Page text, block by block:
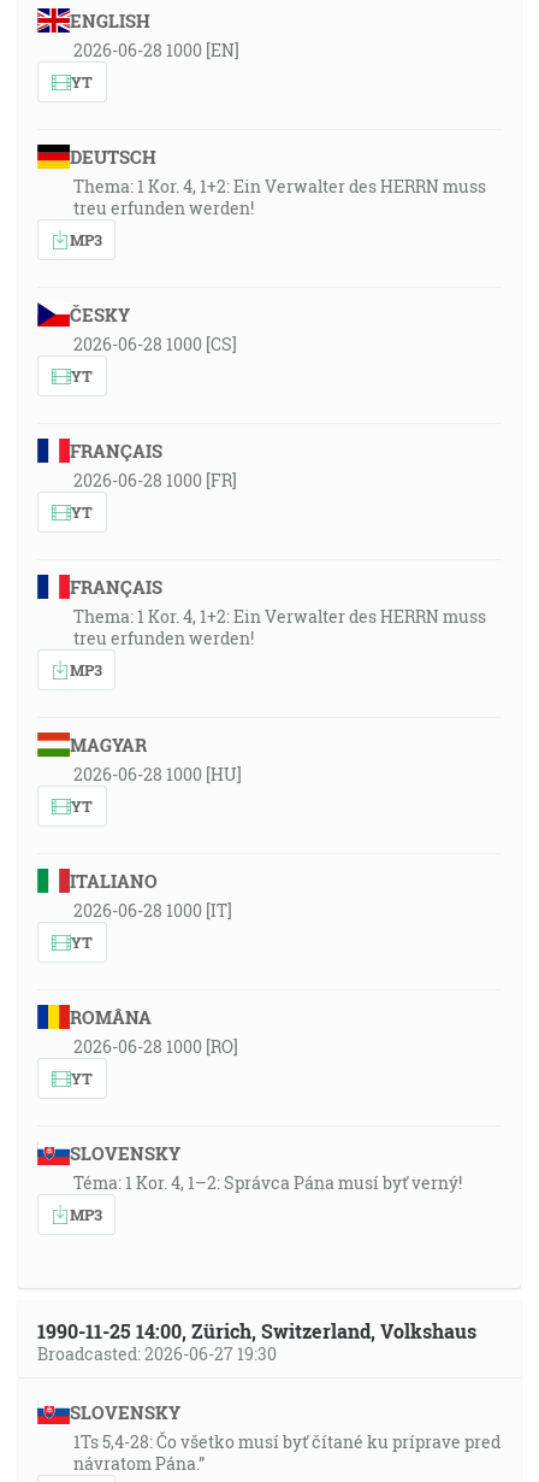
ENGLISH
2026-06-28 1000 [EN]
YT
DEUTSCH
Thema: 1 Kor. 4, 1+2: Ein Verwalter des HERRN muss
treu erfunden werden!
MP3
ČESKY
2026-06-28 1000 [CS]
YT
FRANÇAIS
2026-06-28 1000 [FR]
YT
FRANÇAIS
Thema: 1 Kor. 4, 1+2: Ein Verwalter des HERRN muss
treu erfunden werden!
MP3
MAGYAR
2026-06-28 1000 [HU]
YT
ITALIANO
2026-06-28 1000 [IT]
YT
ROMÂNA
2026-06-28 1000 [RO]
YT
SLOVENSKY
Téma: 1 Kor. 4, 1–2: Správca Pána musí byť verný!
MP3
1990-11-25 14:00, Zürich, Switzerland, Volkshaus
Broadcasted: 2026-06-27 19:30
SLOVENSKY
1Ts 5,4-28: Čo všetko musí byť čítané ku príprave pred
návratom Pána.”